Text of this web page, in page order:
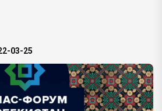
03-25